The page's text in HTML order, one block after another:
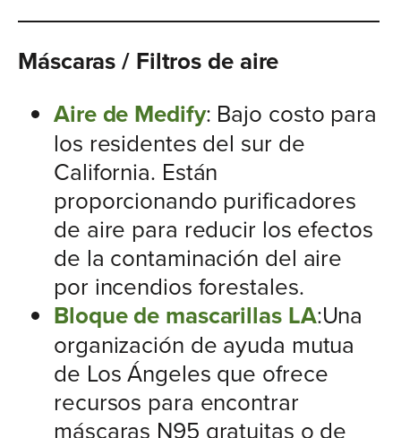
Máscaras / Filtros de aire
Aire de Medify: Bajo costo para
los residentes del sur de
California. Están
proporcionando purificadores
de aire para reducir los efectos
de la contaminación del aire
por incendios forestales.
Bloque de mascarillas LA:Una
organización de ayuda mutua
de Los Ángeles que ofrece
recursos para encontrar
máscaras N95 gratuitas o de